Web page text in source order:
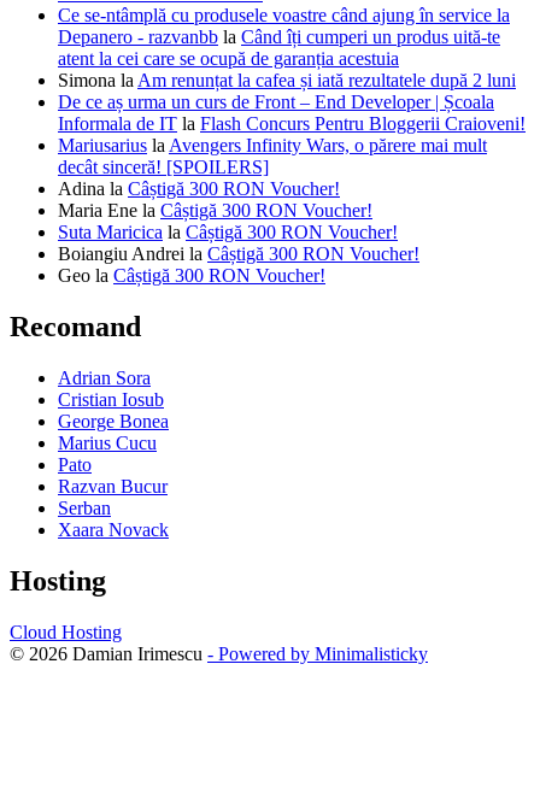
Ce se-ntâmplă cu produsele voastre când ajung în service la
Depanero - razvanbb la Când îți cumperi un produs uită-te
atent la cei care se ocupă de garanția acestuia
Simona la Am renunțat la cafea și iată rezultatele după 2 luni
De ce aș urma un curs de Front – End Developer | Școala
Informala de IT la Flash Concurs Pentru Bloggerii Craioveni!
Mariusarius la Avengers Infinity Wars, o părere mai mult
decât sinceră! [SPOILERS]
Adina la Câștigă 300 RON Voucher!
Maria Ene la Câștigă 300 RON Voucher!
Suta Maricica la Câștigă 300 RON Voucher!
Boiangiu Andrei la Câștigă 300 RON Voucher!
Geo la Câștigă 300 RON Voucher!
Recomand
Adrian Sora
Cristian Iosub
George Bonea
Marius Cucu
Pato
Razvan Bucur
Serban
Xaara Novack
Hosting
Cloud Hosting
© 2026 Damian Irimescu - Powered by Minimalisticky